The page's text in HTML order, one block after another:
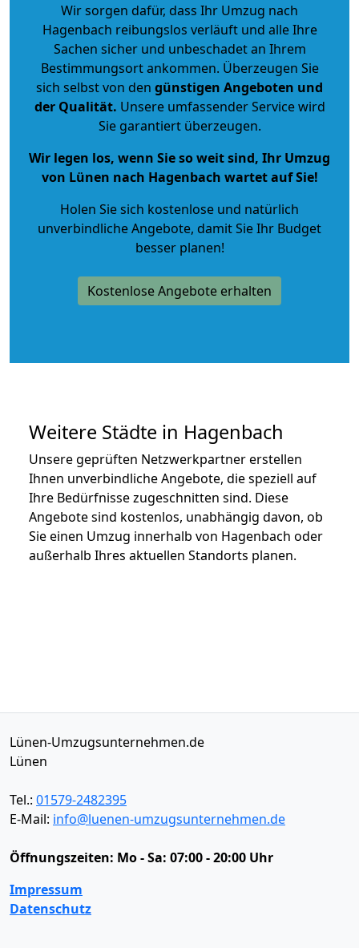
Wir sorgen dafür, dass Ihr Umzug nach
Hagenbach reibungslos verläuft und alle Ihre
Sachen sicher und unbeschadet an Ihrem
Bestimmungsort ankommen. Überzeugen Sie
sich selbst von den günstigen Angeboten und
der Qualität. Unsere umfassender Service wird
Sie garantiert überzeugen.
Wir legen los, wenn Sie so weit sind, Ihr Umzug
von Lünen nach Hagenbach wartet auf Sie!
Holen Sie sich kostenlose und natürlich
unverbindliche Angebote, damit Sie Ihr Budget
besser planen!
Kostenlose Angebote erhalten
Weitere Städte in Hagenbach
Unsere geprüften Netzwerkpartner erstellen
Ihnen unverbindliche Angebote, die speziell auf
Ihre Bedürfnisse zugeschnitten sind. Diese
Angebote sind kostenlos, unabhängig davon, ob
Sie einen Umzug innerhalb von Hagenbach oder
außerhalb Ihres aktuellen Standorts planen.
Lünen-Umzugsunternehmen.de
Lünen
Tel.: 01579-2482395
E-Mail: info@luenen-umzugsunternehmen.de
Öffnungszeiten: Mo - Sa: 07:00 - 20:00 Uhr
Impressum
Datenschutz